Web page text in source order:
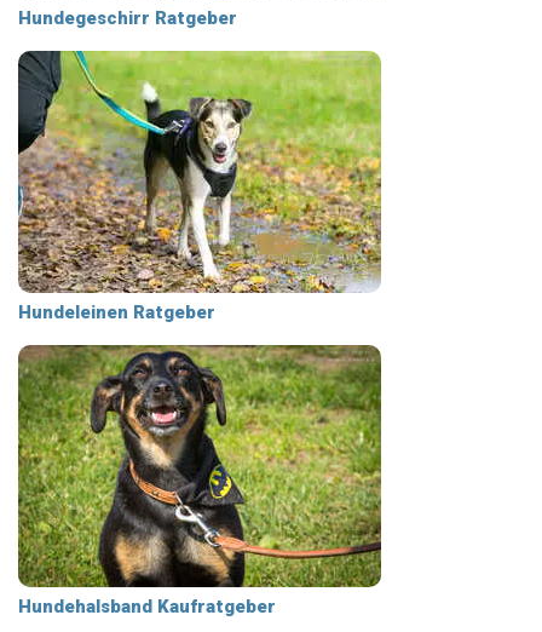
Hundegeschirr Ratgeber
Hundeleinen Ratgeber
Hundehalsband Kaufratgeber